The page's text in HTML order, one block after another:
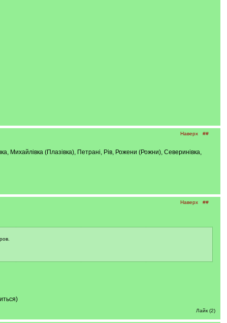
Наверх ##
Михайлівка (Плазівка), Петрані, Рів, Рожени (Рожни), Северинівка,
Наверх ##
Лайк (2)